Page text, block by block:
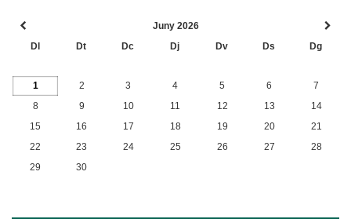
Juny 2026
Dl
Dt Dc Dj Dv Ds Dg
1 2 3 4 5 6
7
8
9 10 11 12 13
14
15
16 17 18 19 20
21
22
23 24 25 26 27
28
29
30